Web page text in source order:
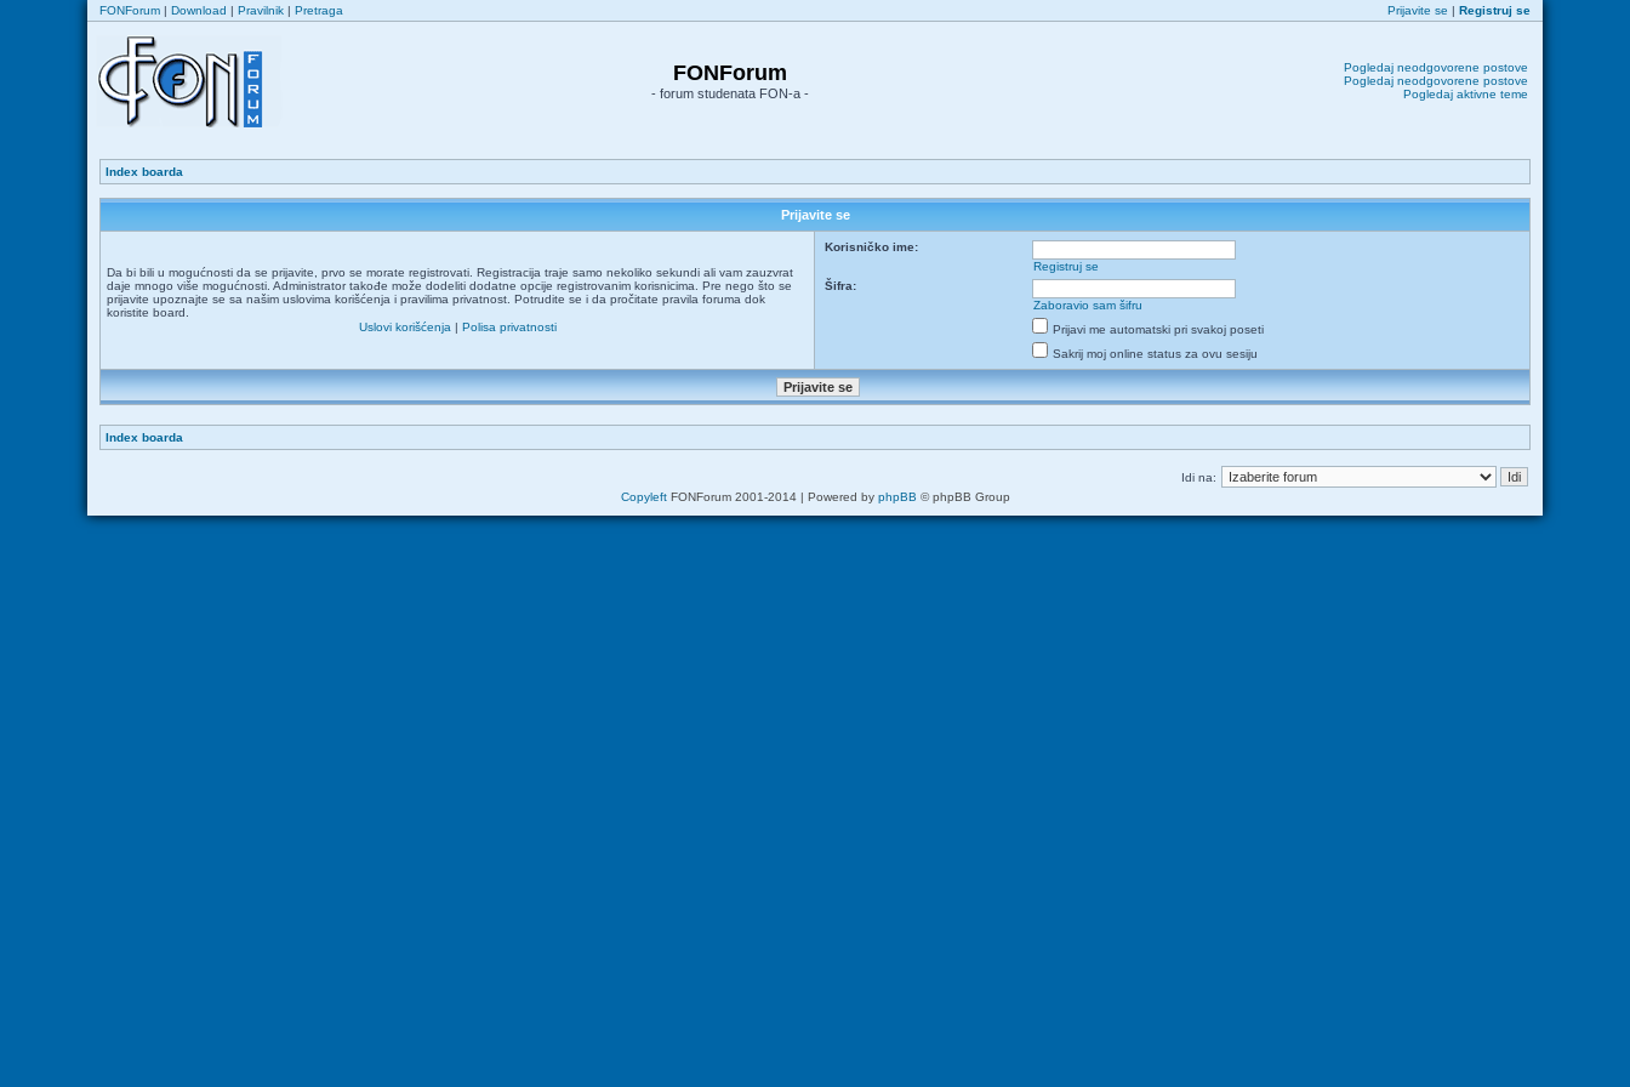
FONForum | Download | Pravilnik | Pretraga Prijavite se | Registruj se
FONForum
- forum studenata FON-a -
Pogledaj neodgovorene postove
Pogledaj neodgovorene postove
Pogledaj aktivne teme
Index boarda
Prijavite se
Da bi bili u mogućnosti da se prijavite, prvo se morate registrovati. Registracija traje samo nekoliko sekundi ali vam zauzvrat
daje mnogo više mogućnosti. Administrator takođe može dodeliti dodatne opcije registrovanim korisnicima. Pre nego što se
prijavite upoznajte se sa našim uslovima korišćenja i pravilima privatnost. Potrudite se i da pročitate pravila foruma dok
koristite board.
Uslovi korišćenja | Polisa privatnosti
Korisničko ime:
Registruj se
Šifra:
Zaboravio sam šifru
Prijavi me automatski pri svakoj poseti
Sakrij moj online status za ovu sesiju
Index boarda
Idi na:
CopyleftFONForum 2001-2014 | Powered by phpBB © phpBB Group